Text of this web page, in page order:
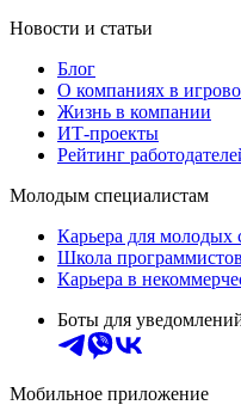
Новости и статьи
Блог
О компаниях в
Жизнь в компании
ИТ-проекты
Рейтинг
Молодым специалистам
Карьера для молодых
Школа программистов
Карьера в
Боты для
Мобильное приложение